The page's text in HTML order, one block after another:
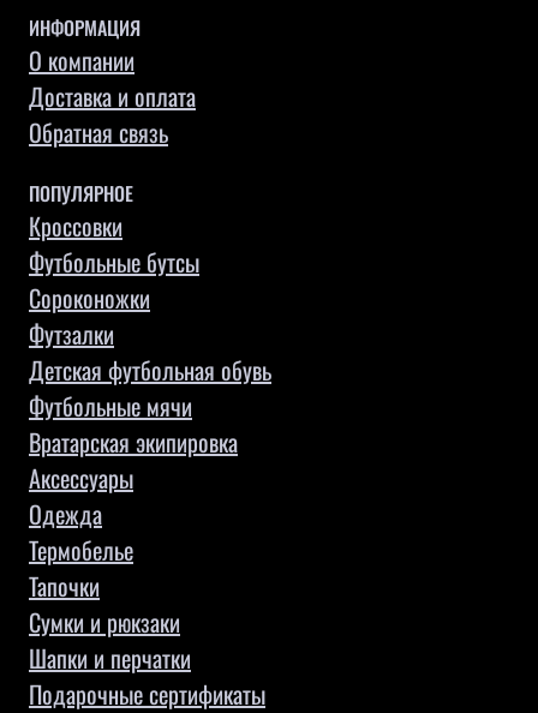
ИНФОРМАЦИЯ
О компании
Доставка и оплата
Обратная связь
ПОПУЛЯРНОЕ
Кроссовки
Футбольные бутсы
Сороконожки
Футзалки
Детская футбольная обувь
Футбольные мячи
Вратарская экипировка
Аксессуары
Одежда
Термобелье
Тапочки
Сумки и рюкзаки
Шапки и перчатки
Подарочные сертификаты